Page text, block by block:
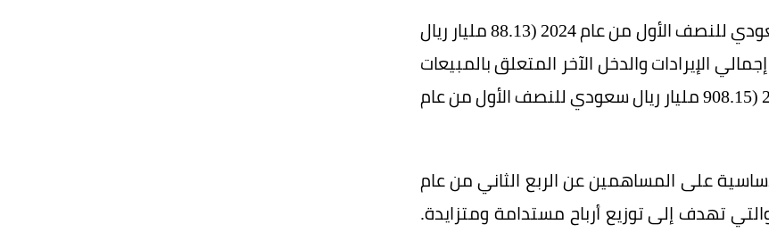
وبلغ الدخل الآخر المتعلق بالمبيعات 80.71 مليار ريال سعودي للنصف الأول من عام 2024 (88.13 مليار ريال
ونتيجة لذلك، فإن إجمالي الإيرادات والدخل الآخر المتعلق بالمبيعات
بلغ 908.46 مليار ريال سعودي للنصف الأول من عام 2024 (908.15 مليار ريال سعودي للنصف الأول من عام
على المساهمين عن الربع الثاني من عام
والتي تهدف إلى توزيع أرباح مستدامة ومتزايدة.